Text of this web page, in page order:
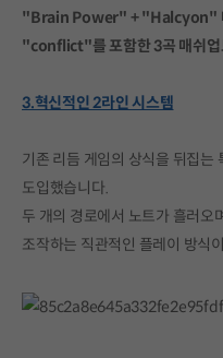
"Brain Power" + "Halcyon"
"conflict"를 포함한 3곡 매쉬업
3.혁신적인 2라인 시스템
기존 리듬 게임의 상식을 뒤집
도입했습니다.
두 개의 경로에서 노트가 흘러오
조작하는 직관적인 플레이 방식